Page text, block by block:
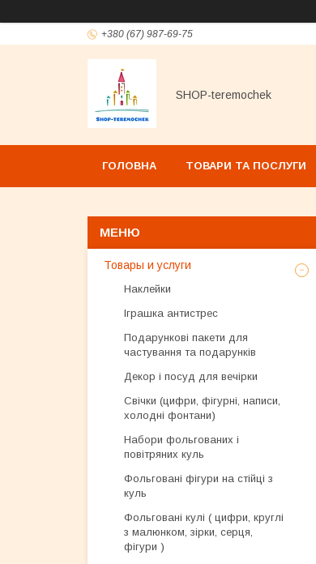
+380 (67) 987-69-75
SHOP-teremochek
ГОЛОВНА ТОВАРИ ТА ПОСЛУГИ
Товары и услуги
Наклейки
Іграшка антистрес
Подарункові пакети для
частування та подарунків
Декор і посуд для вечірки
Свічки (цифри, фігурні, написи,
холодні фонтани)
Набори фольгованих і
повітряних куль
Фольговані фігури на стійці з
куль
Фольговані кулі ( цифри, круглі
з малюнком, зірки, серця,
фігури )